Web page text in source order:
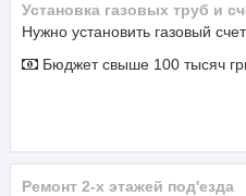
Установка газовых труб и
Нужно установить газовый
Бюджет свыше 100 тысяч
Ремонт 2-х этажей под'езда